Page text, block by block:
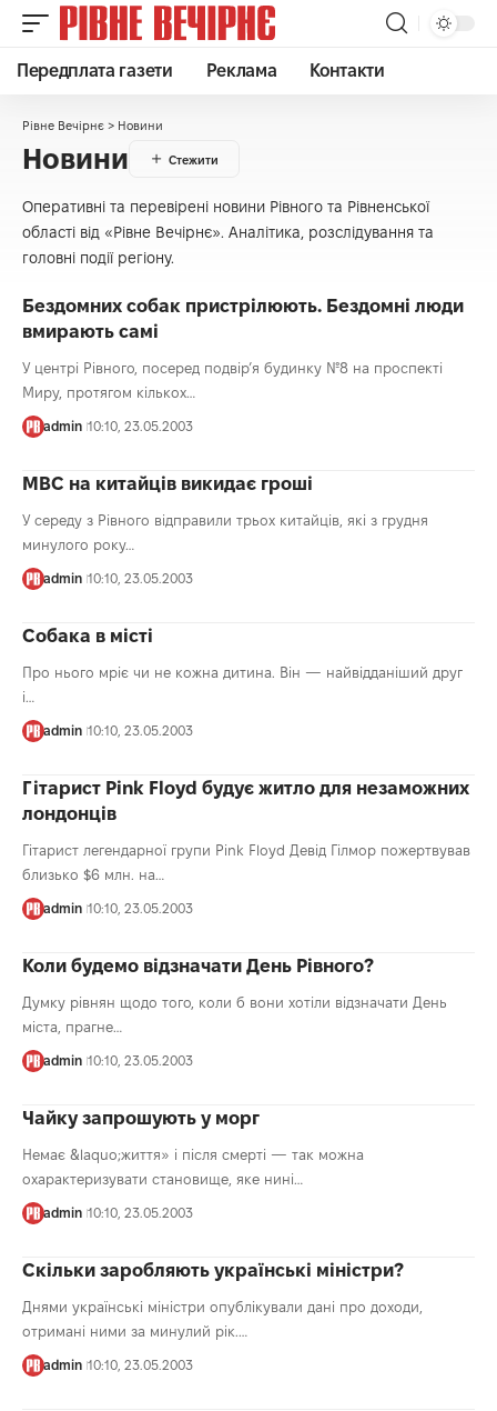
Передплата газети Реклама Контакти
Рівне Вечірнє > Новини
Новини
Оперативні та перевірені новини Рівного та Рівненської
області від «Рівне Вечірнє». Аналітика, розслідування та
головні події регіону.
Бездомних собак пристрілюють. Бездомні люди
вмирають самі
У центрі Рівного, посеред подвір’я будинку №8 на проспекті
Миру, протягом кількох…
admin 10:10, 23.05.2003
МВС на китайців викидає гроші
У середу з Рівного відправили трьох китайців, які з грудня
минулого року…
admin 10:10, 23.05.2003
Собака в місті
Про нього мріє чи не кожна дитина. Він — найвідданіший друг
і…
admin 10:10, 23.05.2003
Гітарист Pink Floyd будує житло для незаможних
лондонців
Гітарист легендарної групи Pink Floyd Девід Гілмор пожертвував
близько $6 млн. на…
admin 10:10, 23.05.2003
Коли будемо відзначати День Рівного?
Думку рівнян щодо того, коли б вони хотіли відзначати День
міста, прагне…
admin 10:10, 23.05.2003
Чайку запрошують у морг
Немає &laquo;життя» і після смерті — так можна
охарактеризувати становище, яке нині…
admin 10:10, 23.05.2003
Скільки заробляють українські міністри?
Днями українські міністри опублікували дані про доходи,
отримані ними за минулий рік.…
admin 10:10, 23.05.2003